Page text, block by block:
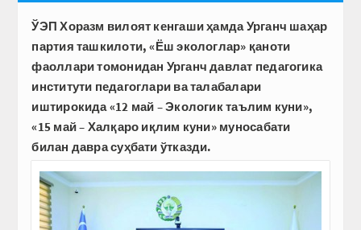
ЎЭП Хоразм вилоят кенгаши ҳамда Урганч шаҳар
партия ташкилоти, «Ёш экологлар» қаноти
фаоллари томонидан Урганч давлат педагогика
институти педагоглари ва талабалари
иштирокида «12 май – Экологик таълим куни»,
«15 май – Халқаро иқлим куни» муносабати
билан давра суҳбати ўтказди.